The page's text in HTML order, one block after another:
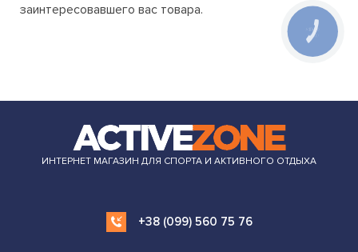
заинтересовавшего вас товара.
ИНТЕРНЕТ МАГАЗИН ДЛЯ СПОРТА И АКТИВНОГО ОТДЫХА
+38 (099) 560 75 76